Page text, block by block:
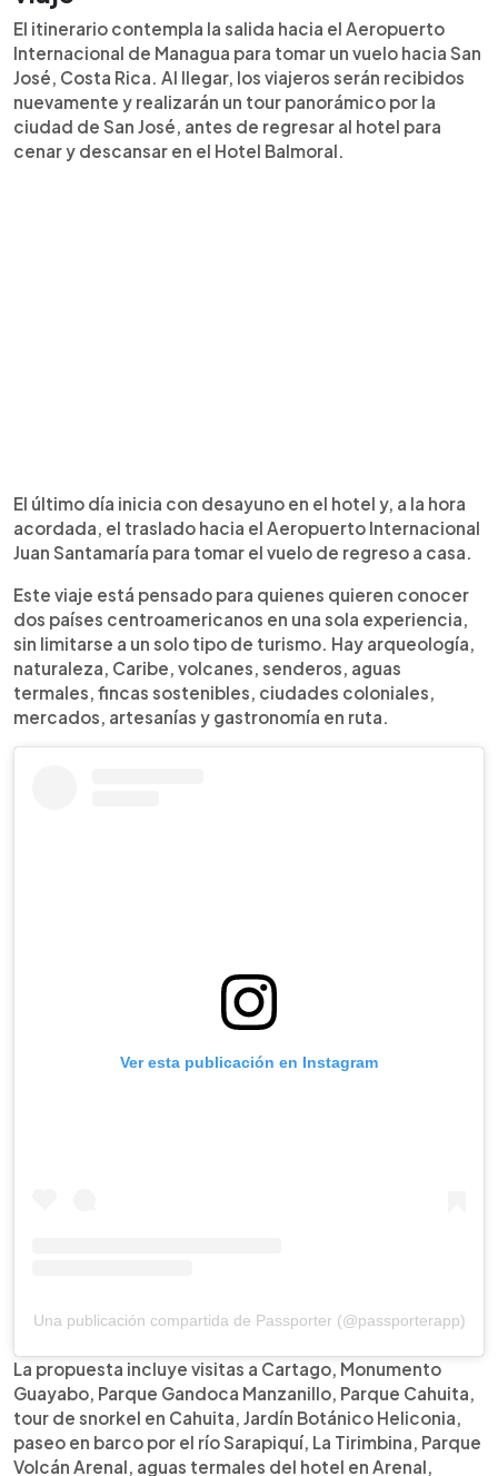
El itinerario contempla la salida hacia el Aeropuerto
Internacional de Managua para tomar un vuelo hacia San
José, Costa Rica. Al llegar, los viajeros serán recibidos
nuevamente y realizarán un tour panorámico por la
ciudad de San José, antes de regresar al hotel para
cenar y descansar en el Hotel Balmoral.
El último día inicia con desayuno en el hotel y, a la hora
acordada, el traslado hacia el Aeropuerto Internacional
Juan Santamaría para tomar el vuelo de regreso a casa.
Este viaje está pensado para quienes quieren conocer
dos países centroamericanos en una sola experiencia,
sin limitarse a un solo tipo de turismo. Hay arqueología,
naturaleza, Caribe, volcanes, senderos, aguas
termales, fincas sostenibles, ciudades coloniales,
mercados, artesanías y gastronomía en ruta.
Ver esta publicación en Instagram
Una publicación compartida de Passporter (@passporterapp)
La propuesta incluye visitas a Cartago, Monumento
Guayabo, Parque Gandoca Manzanillo, Parque Cahuita,
tour de snorkel en Cahuita, Jardín Botánico Heliconia,
paseo en barco por el río Sarapiquí, La Tirimbina, Parque
Volcán Arenal, aguas termales del hotel en Arenal,